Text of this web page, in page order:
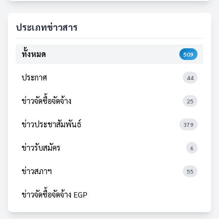
ประเภทข่าวสาร
ทั้งหมด 509
ประกาศ 44
ข่าวจัดซื้อจัดจ้าง 25
ข่าวประชาสัมพันธ์ 379
ข่าวรับสมัคร 6
ข่าวสภาฯ 55
ข่าวจัดซื้อจัดจ้าง EGP